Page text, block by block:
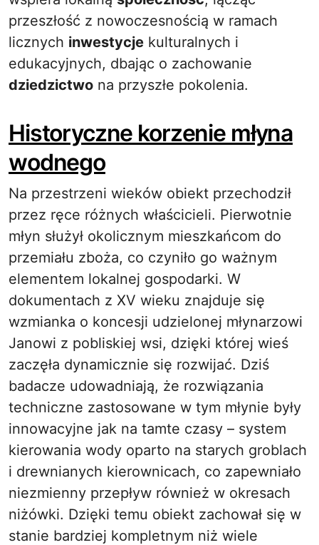
przeszłość z nowoczesnością w ramach
licznych inwestycje kulturalnych i
edukacyjnych, dbając o zachowanie
dziedzictwo na przyszłe pokolenia.
Historyczne korzenie młyna
wodnego
Na przestrzeni wieków obiekt przechodził
przez ręce różnych właścicieli. Pierwotnie
młyn służył okolicznym mieszkańcom do
przemiału zboża, co czyniło go ważnym
elementem lokalnej gospodarki. W
dokumentach z XV wieku znajduje się
wzmianka o koncesji udzielonej młynarzowi
Janowi z pobliskiej wsi, dzięki której wieś
zaczęła dynamicznie się rozwijać. Dziś
badacze udowadniają, że rozwiązania
techniczne zastosowane w tym młynie były
innowacyjne jak na tamte czasy – system
kierowania wody oparto na starych groblach
i drewnianych kierownicach, co zapewniało
niezmienny przepływ również w okresach
niżówki. Dzięki temu obiekt zachował się w
stanie bardziej kompletnym niż wiele